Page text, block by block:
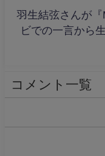
羽生結弦さんが
ビでの一言から
コメント一覧